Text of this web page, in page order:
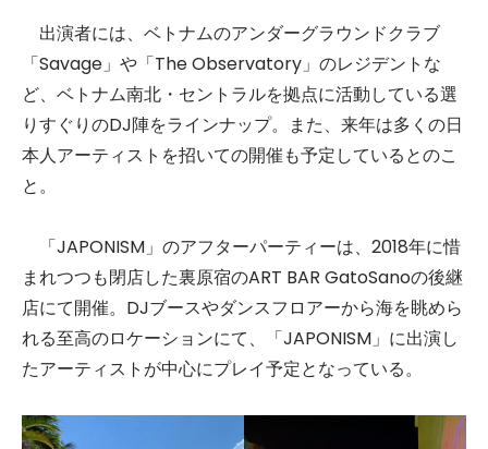
出演者には、ベトナムのアンダーグラウンドクラブ
「Savage」や「The Observatory」のレジデントな
ど、ベトナム南北・セントラルを拠点に活動している選
りすぐりのDJ陣をラインナップ。また、来年は多くの日
本人アーティストを招いての開催も予定しているとのこ
と。
「JAPONISM」のアフターパーティーは、2018年に惜
まれつつも閉店した裏原宿のART BAR GatoSanoの後継
店にて開催。DJブースやダンスフロアーから海を眺めら
れる至高のロケーションにて、「JAPONISM」に出演し
たアーティストが中心にプレイ予定となっている。